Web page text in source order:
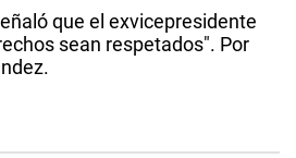
que el exvicepresidente
sean respetados". Por